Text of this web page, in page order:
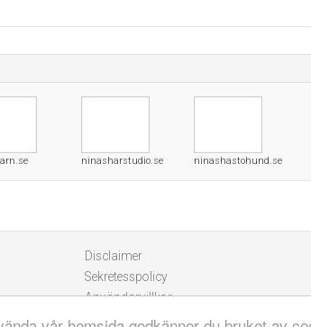
ninasharstudio.se ninashastohund.se
Disclaimer
Sekretesspolicy
Användarvillkor